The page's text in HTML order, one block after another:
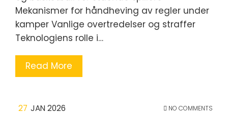
Mekanismer for håndheving av regler under
kamper Vanlige overtredelser og straffer
Teknologiens rolle i…
Read More
27 JAN 2026 NO COMMENTS